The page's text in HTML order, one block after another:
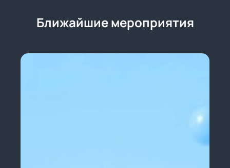
Ближайшие мероприятия